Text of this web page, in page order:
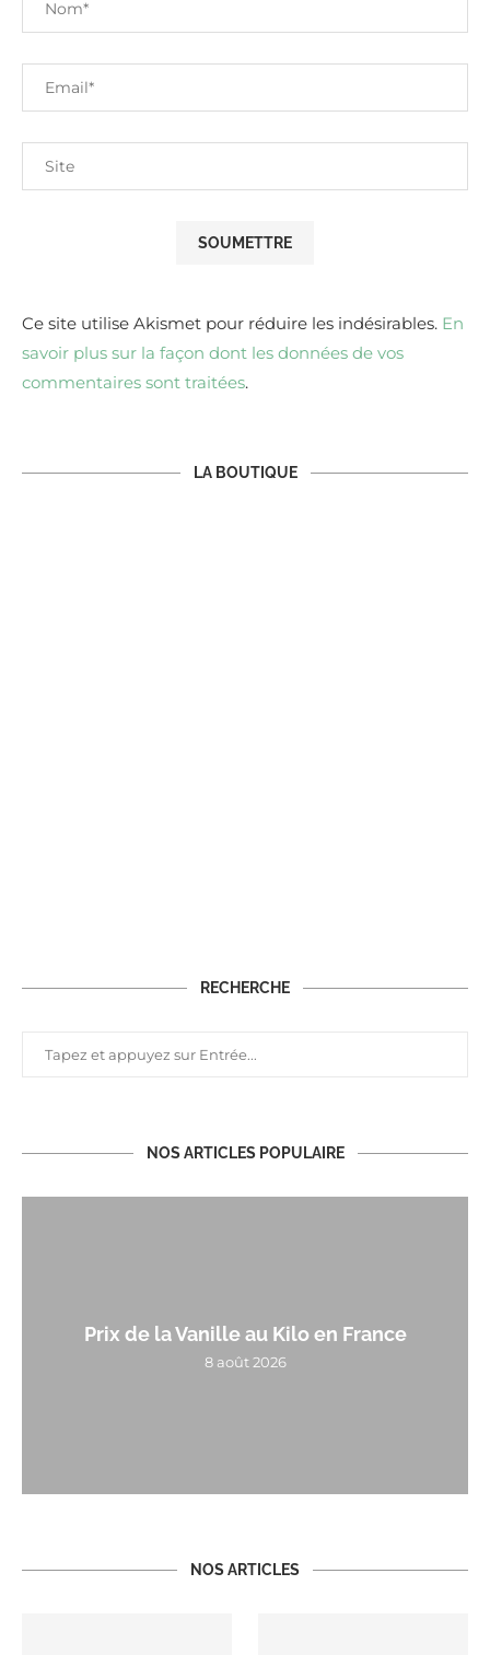
Ce site utilise Akismet pour réduire les indésirables. En
savoir plus sur la façon dont les données de vos
commentaires sont traitées.
LA BOUTIQUE
RECHERCHE
NOS ARTICLES POPULAIRE
Prix de la Vanille au Kilo en France
8 août 2026
NOS ARTICLES